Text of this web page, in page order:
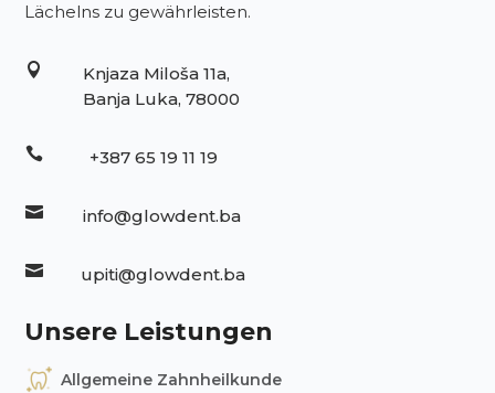
Lächelns zu gewährleisten.

Knjaza Miloša 11a,
Banja Luka, 78000
 +387 65 19 11 19
 info@glowdent.ba
 upiti@glowdent.ba
Unsere Leistungen
Allgemeine Zahnheilkunde